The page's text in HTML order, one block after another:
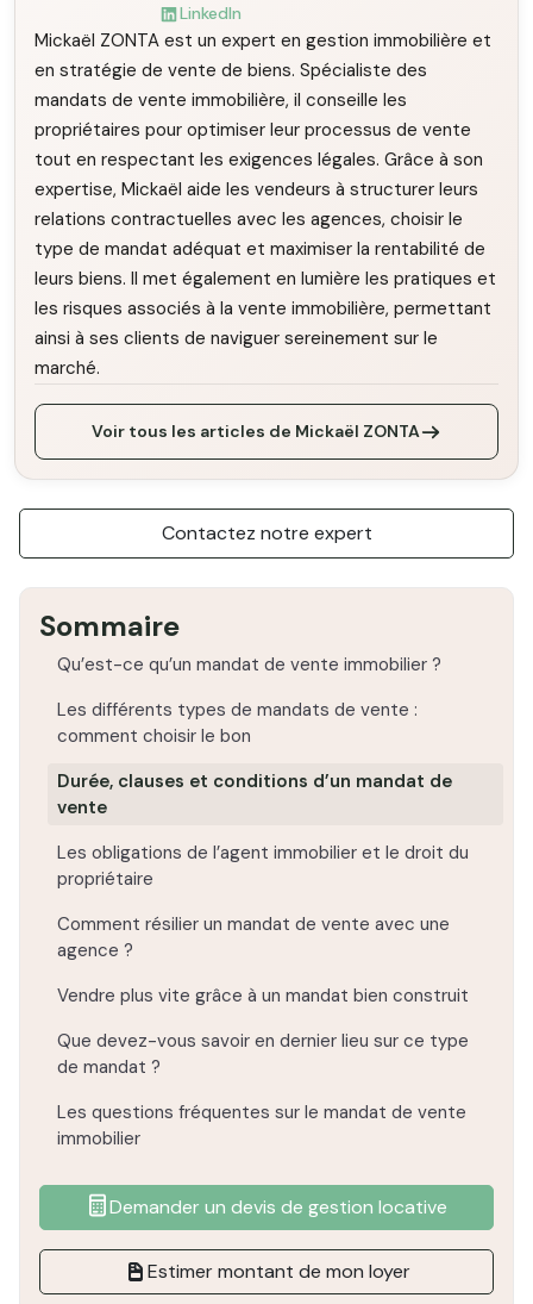
LinkedIn
Mickaël ZONTA est un expert en gestion immobilière et
en stratégie de vente de biens. Spécialiste des
mandats de vente immobilière, il conseille les
propriétaires pour optimiser leur processus de vente
tout en respectant les exigences légales. Grâce à son
expertise, Mickaël aide les vendeurs à structurer leurs
relations contractuelles avec les agences, choisir le
type de mandat adéquat et maximiser la rentabilité de
leurs biens. Il met également en lumière les pratiques et
les risques associés à la vente immobilière, permettant
ainsi à ses clients de naviguer sereinement sur le
marché.
Voir tous les articles de Mickaël ZONTA
Contactez notre expert
Sommaire
Qu’est-ce qu’un mandat de vente immobilier ?
Les différents types de mandats de vente :
comment choisir le bon
Durée, clauses et conditions d’un mandat de
vente
Les obligations de l’agent immobilier et le droit du
propriétaire
Comment résilier un mandat de vente avec une
agence ?
Vendre plus vite grâce à un mandat bien construit
Que devez-vous savoir en dernier lieu sur ce type
de mandat ?
Les questions fréquentes sur le mandat de vente
immobilier
Demander un devis de gestion locative
Estimer montant de mon loyer